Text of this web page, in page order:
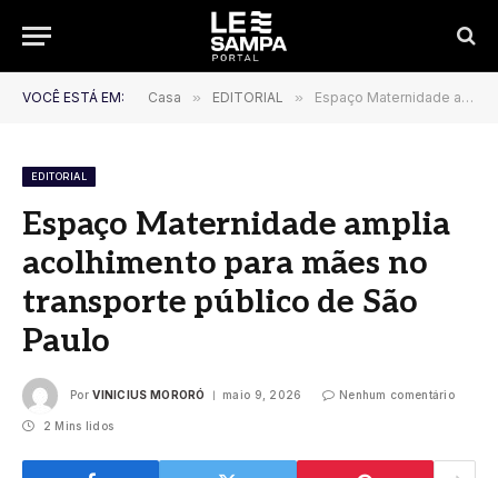
VOCÊ ESTÁ EM: Casa » EDITORIAL » Espaço Maternidade amplia acolhimento para mães no transporte público de São Paulo
EDITORIAL
Espaço Maternidade amplia
acolhimento para mães no
transporte público de São
Paulo
Por VINICIUS MORORÓ maio 9, 2026 Nenhum comentário
2 Mins lidos